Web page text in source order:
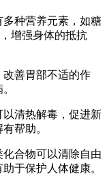
种营养元素，如糖
增强身体的抵抗
善胃部不适的作
清热解毒，促进新
帮助。
合物可以清除自由
于保护人体健康。